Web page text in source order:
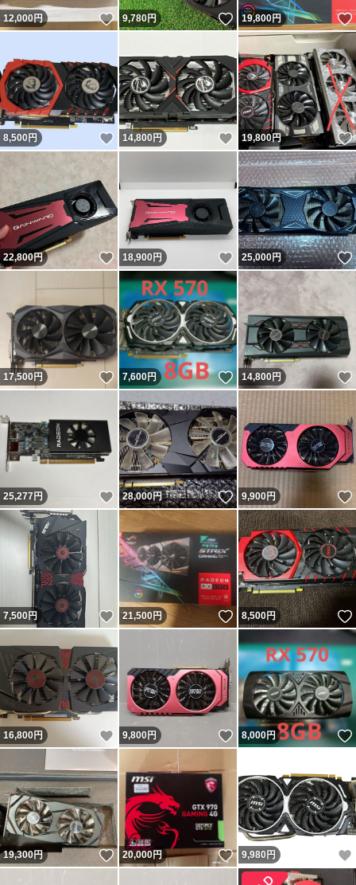
12,000 円 いいね！
9,780円 いいね！
19,800円
8,500円 いいね！
14,800 円 いいね！
19,800円
22,800円 いいね！
18,900円 いいね！
25,000円
17,500円 いいね！
7,600円 いいね！
14,800円
25,277円 いいね！
28,000円 いいね！
9,900円
7,500円 いいね！
21,500円 いいね！
8,500円
16,800円 いいね！
9,800円 いいね！
8,000円
19,300円 いいね！
20,000円 いいね！
9,980 円